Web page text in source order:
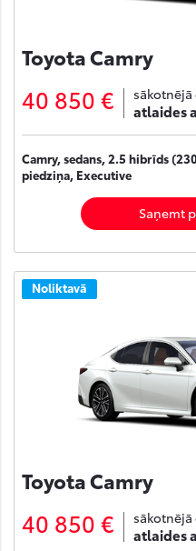
Toyota Camry
40 850 € sākotnējā
atlaides
Camry, sedans, 2.5 hibrīds
piedziņa, Executive
Saņemt
Noliktavā
Toyota Camry
40 850 € sākotnējā
atlaides